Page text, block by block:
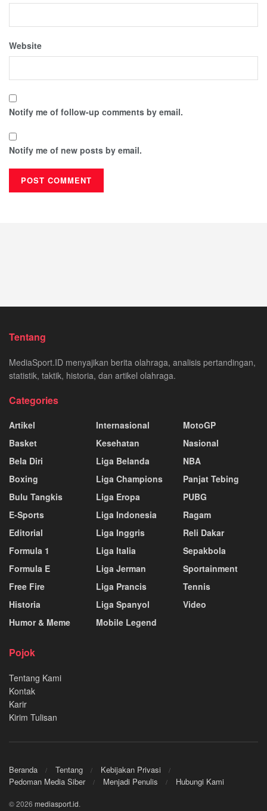
Website
Notify me of follow-up comments by email.
Notify me of new posts by email.
Tentang
MediaSport.ID menyajikan berita olahraga, analisis pertandingan,
statistik, taktik, historia, dan artikel olahraga.
Categories
Artikel
Basket
Bela Diri
Boxing
Bulu Tangkis
E-Sports
Editorial
Formula 1
Formula E
Free Fire
Historia
Humor & Meme
Internasional
Kesehatan
Liga Belanda
Liga Champions
Liga Eropa
Liga Indonesia
Liga Inggris
Liga Italia
Liga Jerman
Liga Prancis
Liga Spanyol
Mobile Legend
MotoGP
Nasional
NBA
Panjat Tebing
PUBG
Ragam
Reli Dakar
Sepakbola
Sportainment
Tennis
Video
Pojok
Tentang Kami
Kontak
Karir
Kirim Tulisan
Beranda Tentang
Kebijakan Privasi
Pedoman Media Siber
Menjadi Penulis Hubungi Kami
© 2026 mediasport.id.